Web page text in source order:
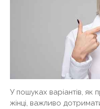
У пошуках варіантів, як
жінці, важливо